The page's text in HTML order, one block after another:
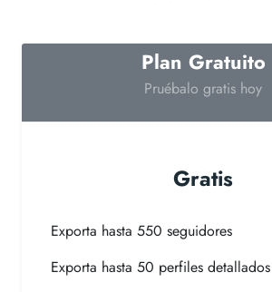
Plan Gratuito
Pruébalo gratis hoy
Gratis
Exporta hasta 550 seguidores
Exporta hasta 50 perfiles detallados